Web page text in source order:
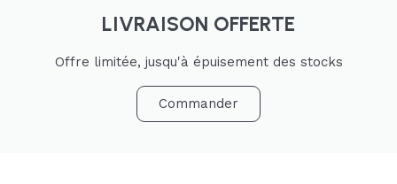
LIVRAISON OFFERTE
Offre limitée, jusqu'à épuisement des stocks
Commander